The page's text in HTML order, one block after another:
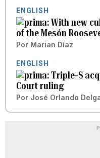
ENGLISH
With new
of the Mesón
Por Marian Díaz
ENGLISH
Triple-S
Court ruling
Por José Orlando